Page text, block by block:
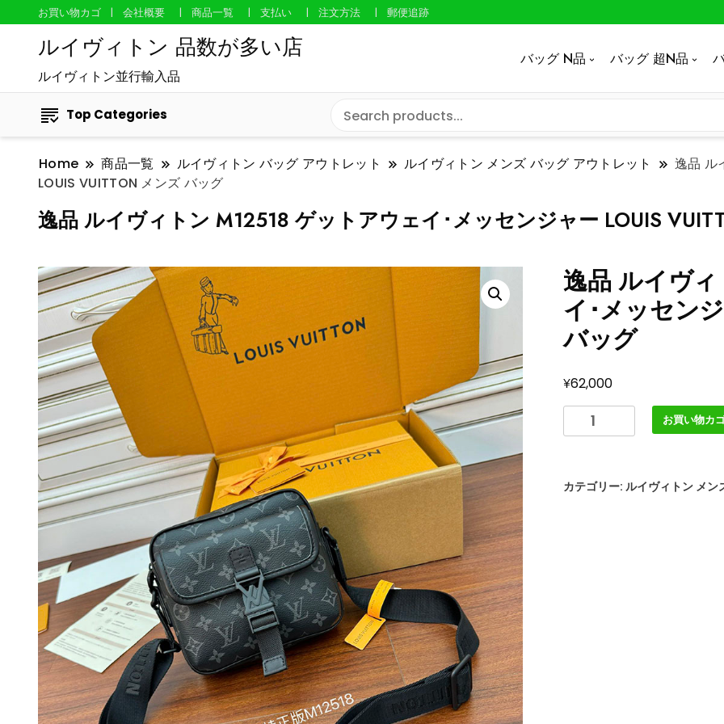
お買い物カゴ 会社概要 商品一覧 支払い 注文方法 郵便追跡
ルイヴィトン 品数が多い店
ルイヴィトン並行輸入品
バッグ N品 バッグ 超N品
Top Categories
Home 商品一覧 ルイヴィトン バッグ アウトレット ルイヴィトン メンズ バッグ アウトレット
逸品 ル
LOUIS VUITTON メンズ バッグ
逸品 ルイヴィトン M12518 ゲットアウェイ･メッセンジャー LOUIS
逸品 ルイヴ
イ･メッセン
バッグ
¥62,000
品
ヴ
お買い物カ
カテゴリー: ルイヴィトン メン